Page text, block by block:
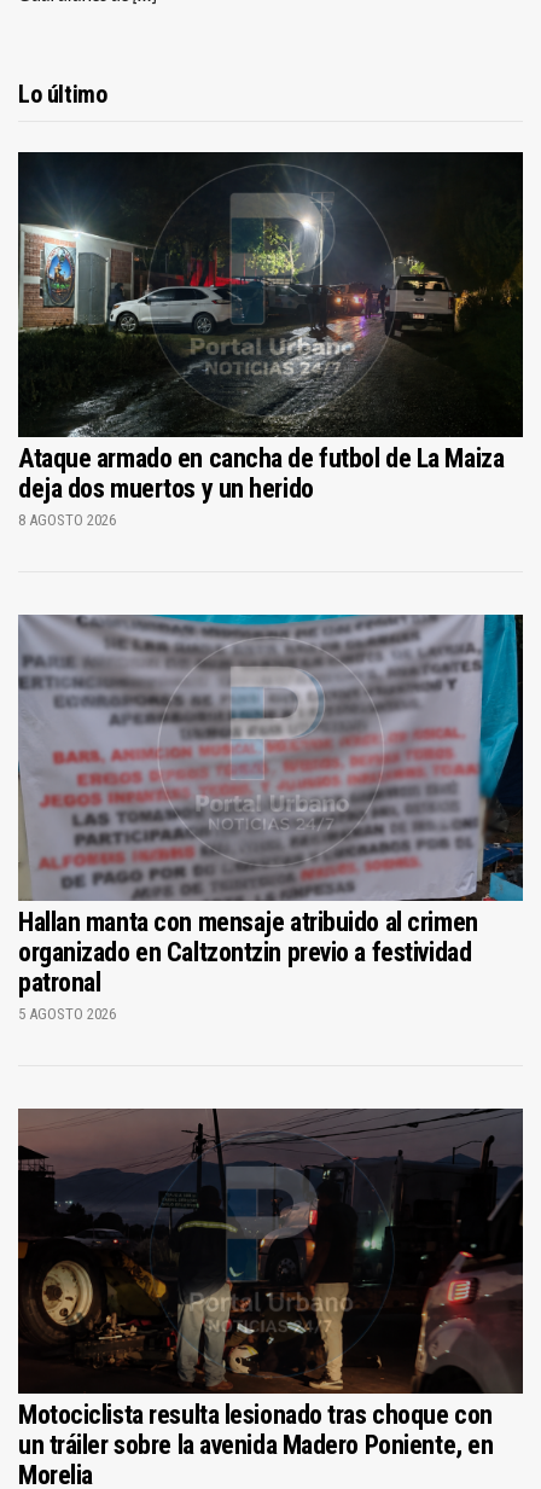
Lo último
Ataque armado en cancha de futbol de La Maiza
deja dos muertos y un herido
8 AGOSTO 2026
Hallan manta con mensaje atribuido al crimen
organizado en Caltzontzin previo a festividad
patronal
5 AGOSTO 2026
Motociclista resulta lesionado tras choque con
un tráiler sobre la avenida Madero Poniente, en
Morelia